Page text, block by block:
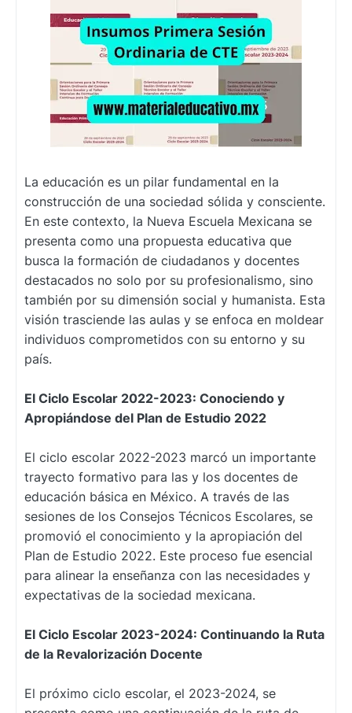
La educación es un pilar fundamental en la
construcción de una sociedad sólida y consciente.
En este contexto, la Nueva Escuela Mexicana se
presenta como una propuesta educativa que
busca la formación de ciudadanos y docentes
destacados no solo por su profesionalismo, sino
también por su dimensión social y humanista. Esta
visión trasciende las aulas y se enfoca en moldear
individuos comprometidos con su entorno y su
país.
El Ciclo Escolar 2022-2023: Conociendo y
Apropiándose del Plan de Estudio 2022
El ciclo escolar 2022-2023 marcó un importante
trayecto formativo para las y los docentes de
educación básica en México. A través de las
sesiones de los Consejos Técnicos Escolares, se
promovió el conocimiento y la apropiación del
Plan de Estudio 2022. Este proceso fue esencial
para alinear la enseñanza con las necesidades y
expectativas de la sociedad mexicana.
El Ciclo Escolar 2023-2024: Continuando la Ruta
de la Revalorización Docente
El próximo ciclo escolar, el 2023-2024, se